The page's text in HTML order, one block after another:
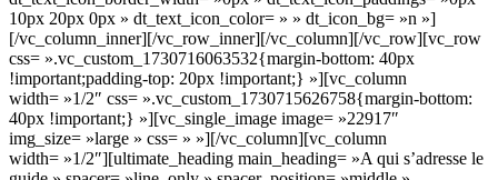
10px 20px 0px » dt_text_icon_color= » » dt_icon_bg= »n »]
[/vc_column_inner][/vc_row_inner][/vc_column][/vc_row][vc_row
css= ».vc_custom_1730716063532{margin-bottom: 40px
!important;padding-top: 20px !important;} »][vc_column
width= »1/2″ css= ».vc_custom_1730715626758{margin-bottom:
40px !important;} »][vc_single_image image= »22917″
img_size= »large » css= » »][/vc_column][vc_column
width= »1/2″][ultimate_heading main_heading= »A qui s’adresse le